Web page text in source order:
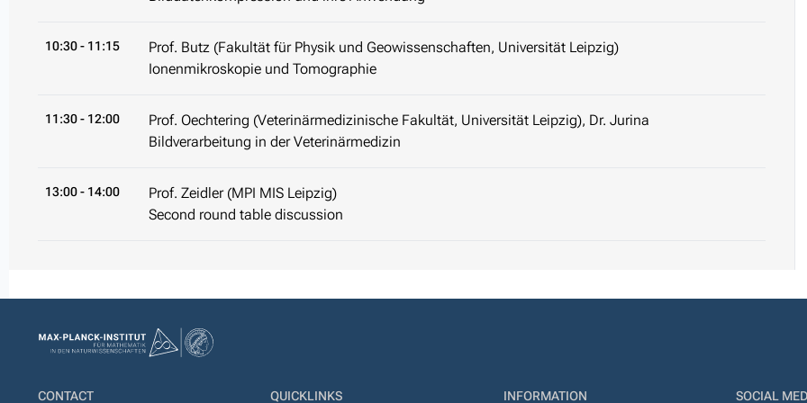
10:30- 11:15
Prof. Butz (Fakultät für Physik und Geowissenschaften, Universität Leipzig)
Ionenmikroskopie und Tomographie
11:30- 12:00
Prof. Oechtering (Veterinärmedizinische Fakultät, Universität Leipzig), Dr. Jurina
Bildverarbeitung in der Veterinärmedizin
13:00- 14:00
Prof. Zeidler (MPI MIS Leipzig)
Second round table discussion
CONTACT QUICKLINKS INFORMATION SOCIAL